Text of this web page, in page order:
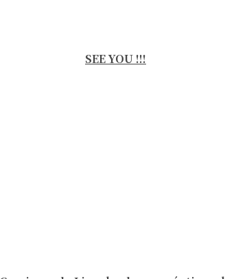
SEE YOU !!!